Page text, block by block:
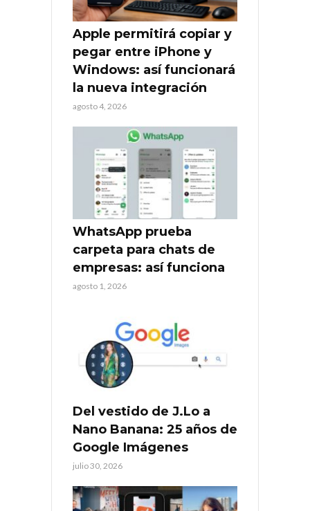
Apple permitirá copiar y
pegar entre iPhone y
Windows: así funcionará
la nueva integración
agosto 4, 2026
WhatsApp prueba
carpeta para chats de
empresas: así funciona
agosto 1, 2026
Del vestido de J.Lo a
Nano Banana: 25 años de
Google Imágenes
julio 30, 2026